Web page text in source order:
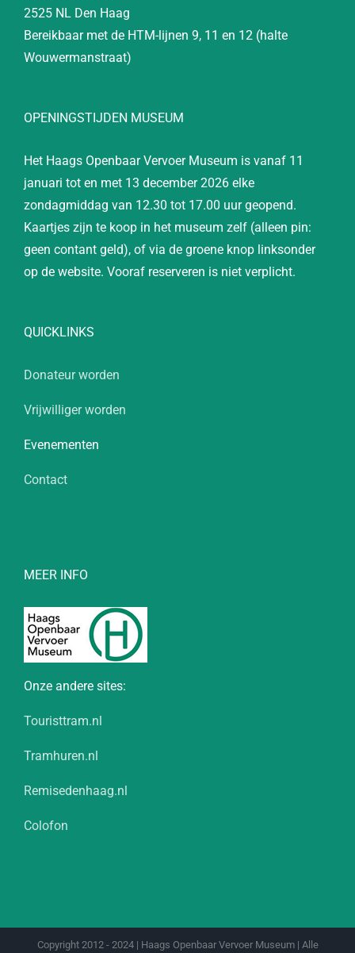
2525 NL Den Haag
Bereikbaar met de HTM-lijnen 9, 11 en 12 (halte
Wouwermanstraat)
OPENINGSTIJDEN MUSEUM
Het Haags Openbaar Vervoer Museum is vanaf 11
januari tot en met 13 december 2026 elke
zondagmiddag van 12.30 tot 17.00 uur geopend.
Kaartjes zijn te koop in het museum zelf (alleen pin:
geen contant geld), of via de groene knop linksonder
op de website. Vooraf reserveren is niet verplicht.
QUICKLINKS
Donateur worden
Vrijwilliger worden
Evenementen
Contact
MEER INFO
Onze andere sites:
Touristtram.nl
Tramhuren.nl
Remisedenhaag.nl
Colofon
Copyright 2012 - 2024 | Haags Openbaar Vervoer Museum | Alle